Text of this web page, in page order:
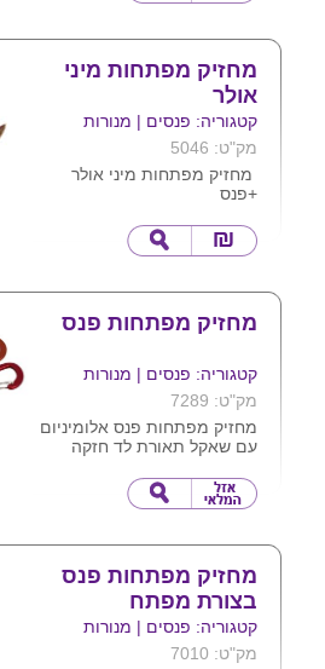
ניתן להדפיס לוגו ע"ג המוצר
מחזיק מפתחות מיני
אולר
קטגוריה: פנסים | מנורות
מק"ט: 5046
מחזיק מפתחות מיני אולר
+פנס
מחזיק מפתחות פנס
קטגוריה: פנסים | מנורות
מק"ט: 7289
מחזיק מפתחות פנס אלומיניום
עם שאקל תאורת לד חזקה
מגיע בצבעים שונים
מחזיק מפתחות פנס
בצורת מפתח
קטגוריה: פנסים | מנורות
מק"ט: 7010